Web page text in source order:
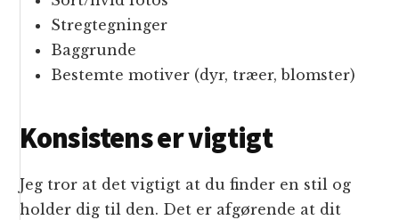
Stregtegninger
Baggrunde
Bestemte motiver (dyr, træer, blomster)
Konsistens er vigtigt
Jeg tror at det vigtigt at du finder en stil og
holder dig til den. Det er afgørende at dit